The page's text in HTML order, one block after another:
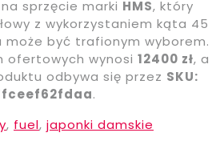
sprzęcie marki HMS, który
z wykorzystaniem kąta 45
być trafionym wyborem.
ofertowych wynosi 12400 zł, a
odbywa się przez SKU:
.
, fuel, japonki damskie